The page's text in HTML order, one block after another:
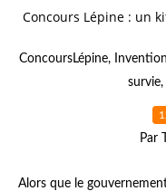
Concours Lépine : un
ConcoursLépine, Invention
survie,
Par
Alors que le